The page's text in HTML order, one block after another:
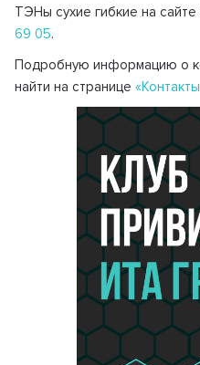
ТЭНы сухие гибкие на
69 05.
Подробную информацию о
найти на странице